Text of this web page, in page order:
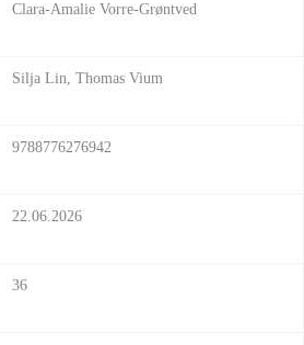
Clara-Amalie Vorre-Grøntved
Silja Lin, Thomas Vium
9788776276942
22.06.2026
36